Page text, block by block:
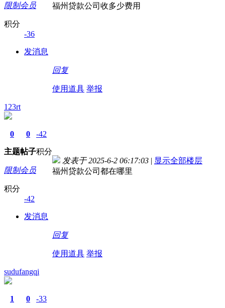
限制会员
积分
-36
发消息
福州贷款公司收多少费用
回复
使用道具 举报
123rt
0
主题
0
帖子
-42
积分
限制会员
积分
-42
发消息
发表于 2025-6-2 06:17:03 | 显示全部楼层
福州贷款公司都在哪里
回复
使用道具 举报
sudufangqi
1 0 -33